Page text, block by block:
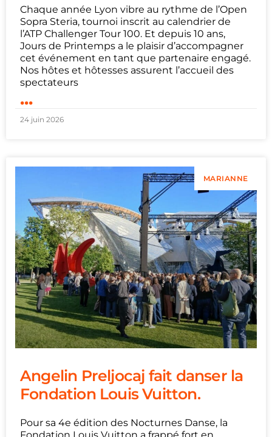
Chaque année Lyon vibre au rythme de l’Open
Sopra Steria, tournoi inscrit au calendrier de
l’ATP Challenger Tour 100. Et depuis 10 ans,
Jours de Printemps a le plaisir d’accompagner
cet événement en tant que partenaire engagé.
Nos hôtes et hôtesses assurent l’accueil des
spectateurs
...
24 juin 2026
MARIANNE
Angelin Preljocaj fait danser la
Fondation Louis Vuitton.
Pour sa 4e édition des Nocturnes Danse, la